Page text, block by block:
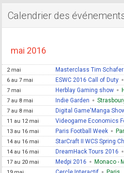
Calendrier des
mai 2016
2 mai Masterclass Tim Schafer
6 au 7 mai ESWC 2016 Call of Duty
7 mai Herblay Gaming show
7 au 8 mai Indie Garden
7 au 8 mai Digital Game'Manga
11 au 12 mai Videogame Economics
13 au 16 mai Paris Football Week
14 au 16 mai StarCraft II WCS Spring
14 au 16 mai DreamHack Tours 2016
17 au 20 mai Medpi 2016 Monaco -